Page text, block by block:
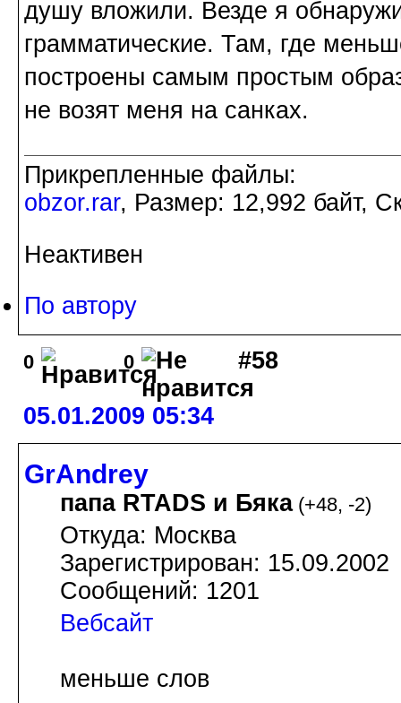
душу вложили. Везде я
грамматические. Там, где
построены самым простым
не возят меня на санках.
Прикрепленные файлы:
obzor.rar, Размер: 12,992 байт,
Неактивен
По автору
0 0 #58
05.01.2009 05:34
GrAndrey
папа RTADS и Бяка(+48, -2)
Откуда: Москва
Зарегистрирован: 15.09.2002
Сообщений: 1201
Вебсайт
меньше слов